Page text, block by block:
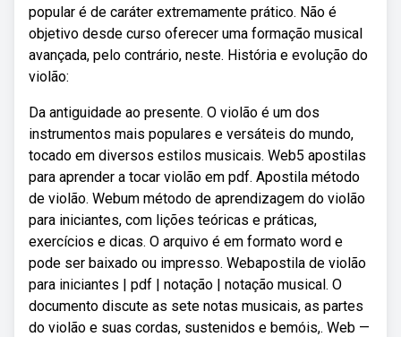
popular é de caráter extremamente prático. Não é
objetivo desde curso oferecer uma formação musical
avançada, pelo contrário, neste. História e evolução do
violão:
Da antiguidade ao presente. O violão é um dos
instrumentos mais populares e versáteis do mundo,
tocado em diversos estilos musicais. Web5 apostilas
para aprender a tocar violão em pdf. Apostila método
de violão. Webum método de aprendizagem do violão
para iniciantes, com lições teóricas e práticas,
exercícios e dicas. O arquivo é em formato word e
pode ser baixado ou impresso. Webapostila de violão
para iniciantes | pdf | notação | notação musical. O
documento discute as sete notas musicais, as partes
do violão e suas cordas, sustenidos e bemóis,. Web —